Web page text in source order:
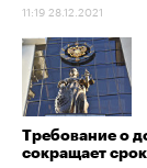
11:19 28.12.2021
Требование о
сокращает